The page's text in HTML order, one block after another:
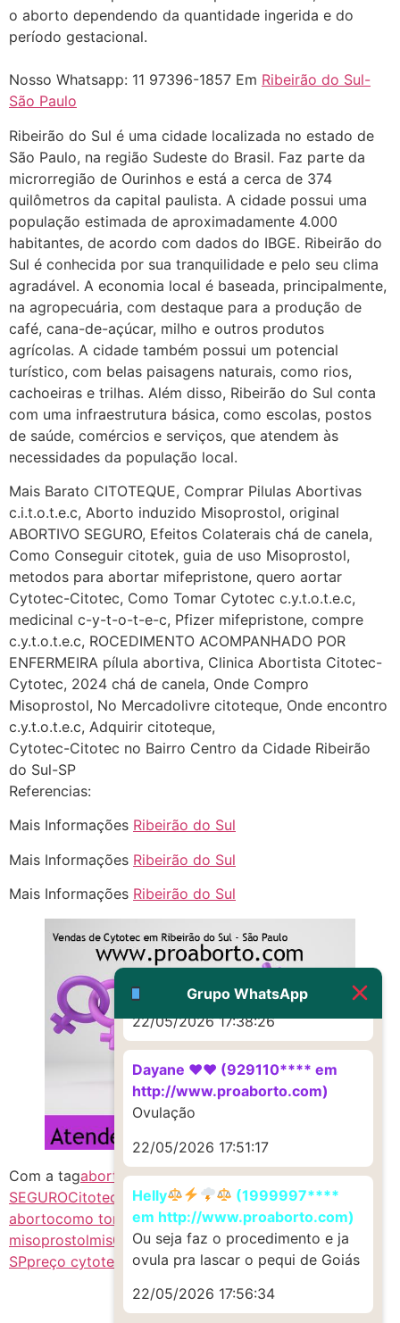
o aborto dependendo da quantidade ingerida e do
período gestacional.
Nosso Whatsapp: 11 97396-1857 Em Ribeirão do Sul-
São Paulo
Ribeirão do Sul é uma cidade localizada no estado de
São Paulo, na região Sudeste do Brasil. Faz parte da
microrregião de Ourinhos e está a cerca de 374
quilômetros da capital paulista. A cidade possui uma
população estimada de aproximadamente 4.000
habitantes, de acordo com dados do IBGE. Ribeirão do
Sul é conhecida por sua tranquilidade e pelo seu clima
agradável. A economia local é baseada, principalmente,
na agropecuária, com destaque para a produção de
café, cana-de-açúcar, milho e outros produtos
agrícolas. A cidade também possui um potencial
turístico, com belas paisagens naturais, como rios,
cachoeiras e trilhas. Além disso, Ribeirão do Sul conta
com uma infraestrutura básica, como escolas, postos
de saúde, comércios e serviços, que atendem às
necessidades da população local.
Mais Barato CITOTEQUE, Comprar Pilulas Abortivas
c.i.t.o.t.e.c, Aborto induzido Misoprostol, original
ABORTIVO SEGURO, Efeitos Colaterais chá de canela,
Como Conseguir citotek, guia de uso Misoprostol,
metodos para abortar mifepristone, quero aortar
Cytotec-Citotec, Como Tomar Cytotec c.y.t.o.t.e.c,
medicinal c-y-t-o-t-e-c, Pfizer mifepristone, compre
c.y.t.o.t.e.c, ROCEDIMENTO ACOMPANHADO POR
ENFERMEIRA pílula abortiva, Clinica Abortista Citotec-
Cytotec, 2024 chá de canela, Onde Compro
Misoprostol, No Mercadolivre citoteque, Onde encontro
c.y.t.o.t.e.c, Adquirir citoteque,
Cytotec-Citotec no Bairro Centro da Cidade Ribeirão
do Sul-SP
Referencias:
Mais Informações Ribeirão do Sul
Mais Informações Ribeirão do Sul
Mais Informações Ribeirão do Sul
Com a tagabort1voabort1vo SPABORTIVO
SEGUROCitotec SPCitotecCytoteccitotek SPcomo
abortocomo tomar cytoteccytotec comprarcytotec
misoprostolmis0prostol SPmisoprostolMisoprostol
SPpreço cytotec preço de remedio para aborto
Grupo WhatsApp
Helly
Eu estou preparada em varias
sozinha nao estou
22/05/2026 17:09:20
Helly
(1999997****
em http://www.proaborto.com)
Entao q seja
22/05/2026 17:09:25
G (1199866**** em
http://www.proaborto.com)
Mulheres vocês sabem dizer
quem já tomou os remédio se
depois que para de menstruar
começa a sair um líquido
transparente, se é normal ?
22/05/2026 17:10:05
(879121**** em
http://www.proaborto.com)
Deve ser normal
22/05/2026 17:19:15
(879121**** em
http://www.proaborto.com)
Eu acho, não sei
22/05/2026 17:19:16
http://www.proaborto.com)
mesmo
22/05/2026 17:19:47
G (1199866**** em
http://www.proaborto.com)
Muito obrigadaaaaa
22/05/2026 17:38:26
Dayane ♥️♥️ (929110**** em
http://www.proaborto.com)
Ovulação
22/05/2026 17:51:17
Helly
(1999997****
em http://www.proaborto.com)
Ou seja faz o procedimento e ja
ovula pra lascar o pequi de Goiás
22/05/2026 17:56:34